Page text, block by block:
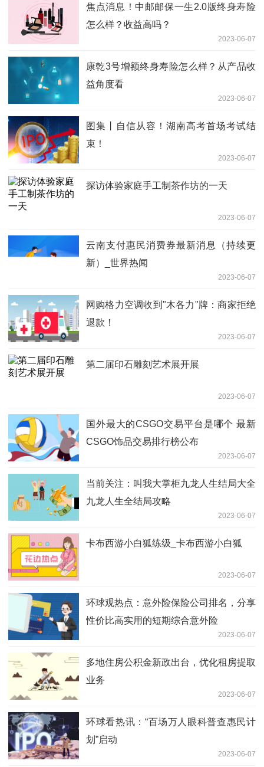
焦点消息！中邮邮保一生2.0版终身寿险
怎么样？收益高吗？
2023-06-07
康乾3号增额终身寿险怎么样？从产品收
益角度看
2023-06-07
图集丨自信从容！湖南高考首场考试结
束！
2023-06-07
探访体验家庭手工制茶作坊的一天
2023-06-07
云南支付惠民消费券最新消息（持续更
新）_世界热闻
2023-06-07
网购格力空调收到"木各力"牌：商家拒绝
退款！
2023-06-07
第二届印石雕刻艺术展开展
2023-06-07
国外最大的CSGO交易平台是哪个 最新
CSGO饰品交易排行榜公布
2023-06-07
当前关注：叫我大掌柜九龙人生结局大全
九龙人生全结局攻略
2023-06-07
卡布西游小白狐练级_卡布西游小白狐
2023-06-07
环球观热点：意外险保险公司排名，分享
性价比高实用的短期综合意外险
2023-06-07
多地住房公积金新政出台，优化租房提取
业务
2023-06-07
环球看热讯：“百场万人眼科普查惠民计
划”启动
2023-06-07